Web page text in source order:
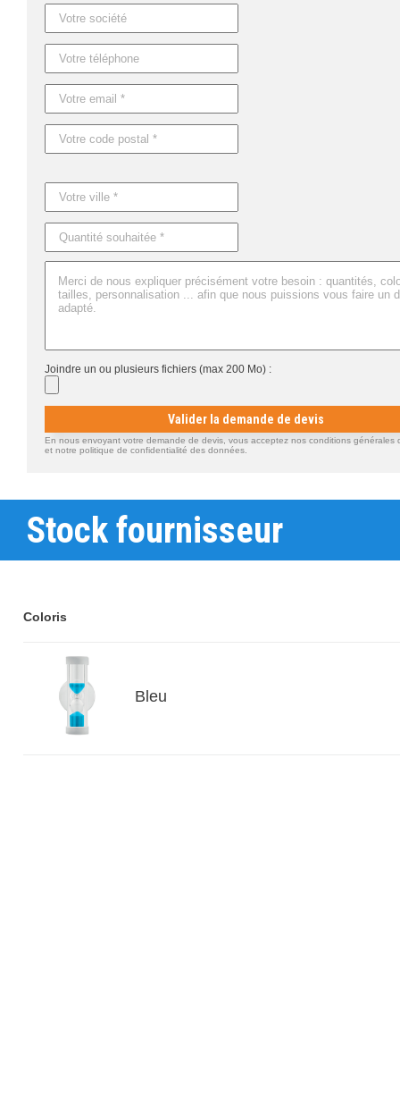
Référence : MO9211
Nom : QUICKSHOWER
Dimensions : Ø2,5X6CM
Joindre un ou plusieurs fichiers (max 200 Mo) :
Valider la demande de devis
En nous envoyant votre demande de devis, vous acceptez nos conditions générales
et notre politique de confidentialité des données.
Stock fournisseur
Coloris
Bleu